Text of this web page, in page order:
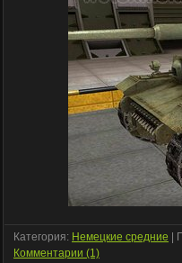
Категория: Немецкие средние |
Комментарии (1)